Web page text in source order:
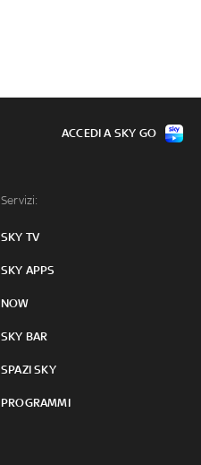
Servizi:
SKY TV
SKY APPS
NOW
SKY BAR
SPAZI SKY
PROGRAMMI
ACCEDI A SKY GO